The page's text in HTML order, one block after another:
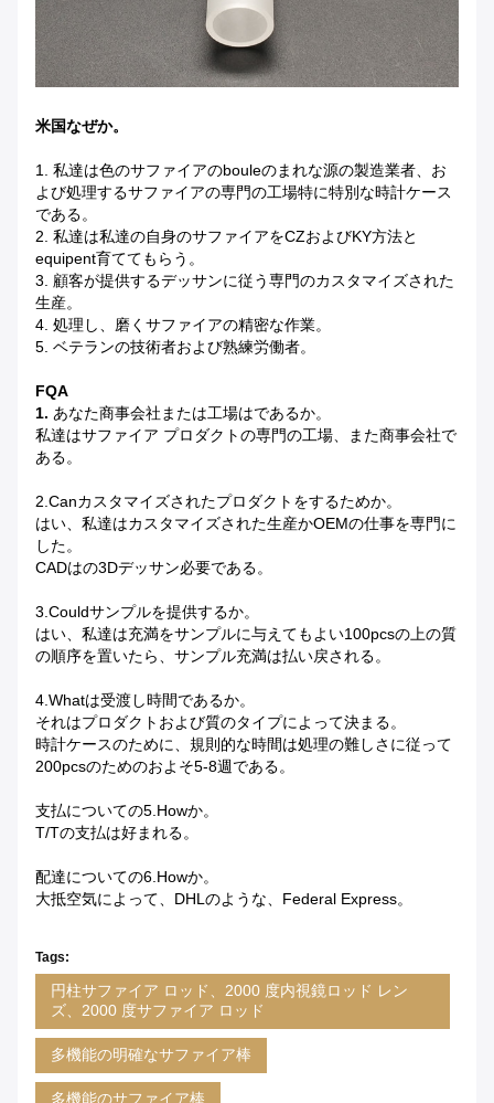
米国なぜか。
1. 私達は色のサファイアのbouleのまれな源の製造業者、お
よび処理するサファイアの専門の工場特に特別な時計ケース
である。
2. 私達は私達の自身のサファイアをCZおよびKY方法と
equipent育ててもらう。
3. 顧客が提供するデッサンに従う専門のカスタマイズされた
生産。
4. 処理し、磨くサファイアの精密な作業。
5. ベテランの技術者および熟練労働者。
FQA
1. あなた商事会社または工場はであるか。
私達はサファイア プロダクトの専門の工場、また商事会社で
ある。
2.Canカスタマイズされたプロダクトをするためか。
はい、私達はカスタマイズされた生産かOEMの仕事を専門に
した。
CADはの3Dデッサン必要である。
3.Couldサンプルを提供するか。
はい、私達は充満をサンプルに与えてもよい100pcsの上の質
の順序を置いたら、サンプル充満は払い戻される。
4.Whatは受渡し時間であるか。
それはプロダクトおよび質のタイプによって決まる。
時計ケースのために、規則的な時間は処理の難しさに従って
200pcsのためのおよそ5-8週である。
支払についての5.Howか。
T/Tの支払は好まれる。
配達についての6.Howか。
大抵空気によって、DHLのような、Federal Express。
Tags:
円柱サファイア ロッド、2000 度内視鏡ロッド レン
ズ、2000 度サファイア ロッド
多機能の明確なサファイア棒
多機能のサファイア棒